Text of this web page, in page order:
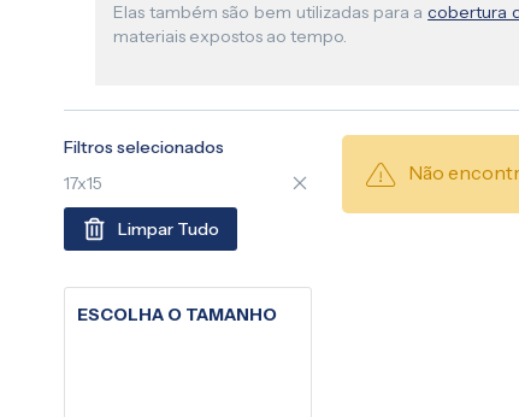
Elas também são bem utilizadas para acobertura
materiais expostos ao tempo.
Não
Filtros selecionados
17x15
Limpar Tudo
ESCOLHA O TAMANHO